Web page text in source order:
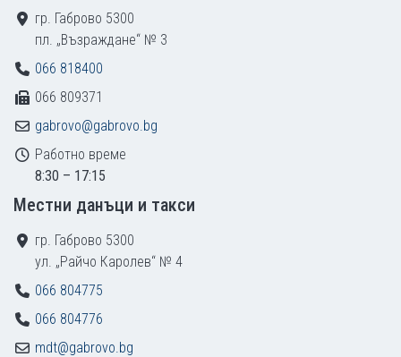
гр. Габрово 5300
пл. „Възраждане“ № 3
066 818400
066 809371
gabrovo@gabrovo.bg
Работно време
8:30 – 17:15
Местни данъци и такси
гр. Габрово 5300
ул. „Райчо Каролев“ № 4
066 804775
066 804776
mdt@gabrovo.bg